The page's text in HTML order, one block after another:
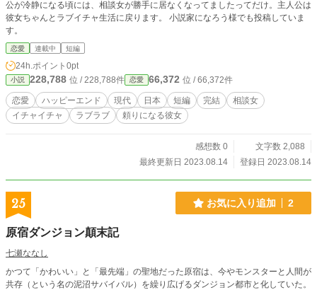
公が冷静になる頃には、相談女が勝手に居なくなってましたってだけ。主人公は
彼女ちゃんとラブイチャ生活に戻ります。 小説家になろう様でも投稿していま
す。
恋愛 連載中 短編
24h.ポイント 0pt
小説 228,788 位 / 228,788件 恋愛 66,372 位 / 66,372件
恋愛 ハッピーエンド 現代 日本 短編 完結
相談女
イチャイチャ
ラブラブ 頼りになる彼女
感想数 0
文字数 2,088
最終更新日 2023.08.14
登録日 2023.08.14
25 お気に入り追加 2
原宿ダンジョン顛末記
七瀬ななし
かつて「かわいい」と「最先端」の聖地だった原宿は、今やモンスターと人間が
共存（という名の泥沼サバイバル）を繰り広げるダンジョン都市と化していた。